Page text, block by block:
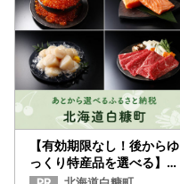
【有効期限なし！後からゆ
っくり特産品を選べる】北
海道白糠町カタログポイン